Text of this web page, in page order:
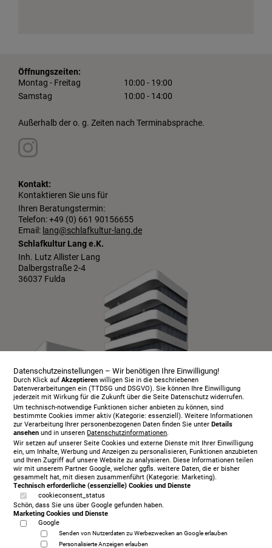
Öffnungszeiten:
Montag - Freitag
10:00 - 19:00
Samstag
10:00 - 14:00
Außerhalb der o. g. Zeiten nach Terminabsprache.
Kontakt:
Kontaktieren Sie uns für
Ihren Beratungstermin:
Telefon: +49 (0) 661 90156655
Email: lang@schlafkultur-lang.de
Schlafkultur Lang e.K.
Inh. Lutz Allister Lang
Dalbergstraße 2-4
36037 Fulda
Infopaket
Über uns
Serviceangebot
Öffnungszeiten
Beratungstermin
Probeschlafen
Kontakt
Datenschutzeinstellungen – Wir benötigen Ihre Einwilligung!
Durch Klick aufAkzeptieren willigen Sie in die beschriebenen
Datenverarbeitungen ein (TTDSG und DSGVO). Sie können Ihre Einwilligung
jederzeit mit Wirkung für die Zukunft über die Seite Datenschutz widerrufen.
Um technisch-notwendige Funktionen sicher anbieten zu können, sind
bestimmte Cookies immer aktiv (Kategorie: essenziell). Weitere Informationen
zur Verarbeitung Ihrer personenbezogenen Daten finden Sie unterDetails
ansehen und in unserenDatenschutzinformationen.
Wir setzen auf unserer Seite Cookies und externe Dienste mit Ihrer Einwilligung
ein, um Inhalte, Werbung und Anzeigen zu personalisieren, Funktionen anzubieten
und Ihren Zugriff auf unsere Website zu analysieren. Diese Informationen teilen
wir mit unserem Partner Google, welcher ggfls. weitere Daten, die er bisher
gesammelt hat, mit diesen zusammenführt (Kategorie: Marketing).
Technisch erforderliche (essenzielle) Cookies und Dienste
cookieconsent_status
Schön, dass Sie uns über Google gefunden haben.
Marketing Cookies und Dienste
Google
Senden von Nutzerdaten zu Werbezwecken an Google erlauben
Personalisierte Anzeigen erlauben